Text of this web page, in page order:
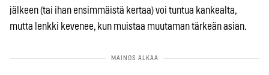
jälkeen (tai ihan ensimmäistä kertaa) voi tuntua kankealta,
mutta lenkki kevenee, kun muistaa muutaman tärkeän asian.